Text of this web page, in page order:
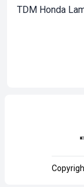
TDM Honda